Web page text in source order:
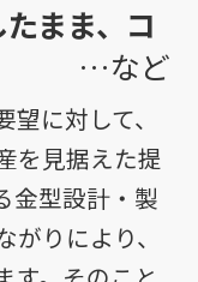
まま、コ
…など
に対して、
を見据えた提
金型設計・製
りにより、